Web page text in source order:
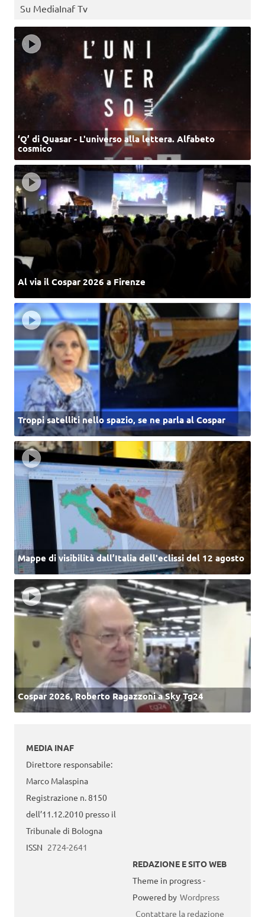
Su MediaInaf Tv
‘Q’ di Quasar - L'universo alla lettera. Alfabeto
cosmico
Al via il Cospar 2026 a Firenze
Troppi satelliti nello spazio, se ne parla al Cospar
Mappe di visibilità dall’Italia dell'eclissi del 12 agosto
Cospar 2026, Roberto Ragazzoni a Sky Tg24
MEDIA INAF
Direttore responsabile:
Marco Malaspina
Registrazione n. 8150
dell’11.12.2010 presso il
Tribunale di Bologna
ISSN 2724-2641
REDAZIONE E SITO WEB
Theme in progress -
Powered by Wordpress
Contattare la redazione